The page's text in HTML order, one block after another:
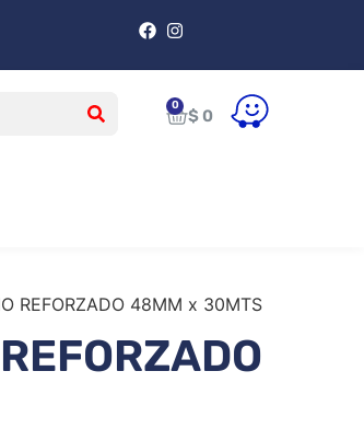
$ 0
REFORZADO 48MM x 30MTS